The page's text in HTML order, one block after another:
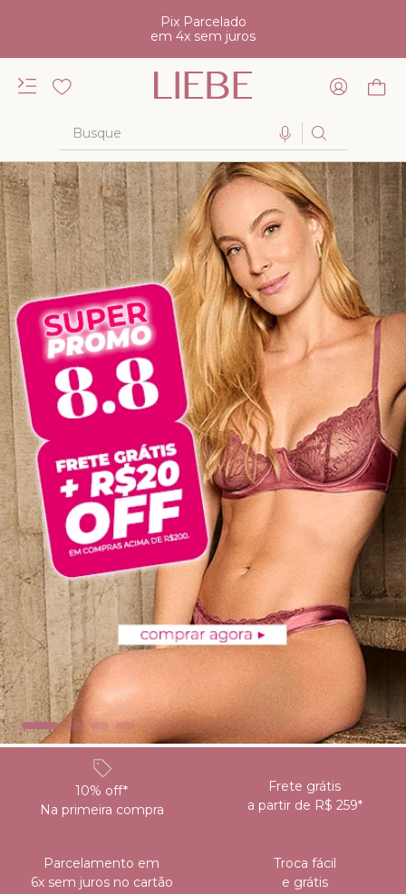
Pix Parcelado
em 4x sem juros
10% off*
Na primeira compra
Frete grátis
a partir de R$ 259*
Parcelamento em
6x sem juros no cartão
Troca fácil
e grátis
TERMOS MAIS BUSCADOS
1º
kiss me
2 º
camisola
3
sutiã
4º
calcinha renda
5º
calcinha alta
6º
anatomic
7º
biquini
8 º
triangulo
º
short doll
10º plus